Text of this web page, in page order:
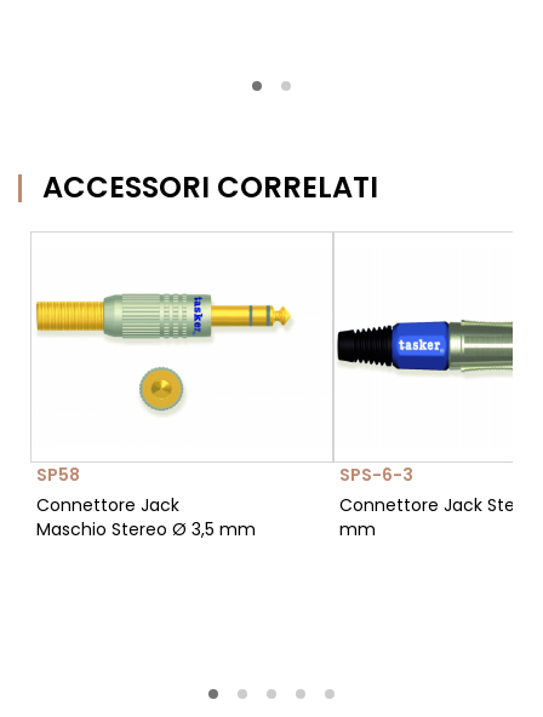
ACCESSORI CORRELATI
SP58
Connettore Jack
Maschio Stereo Ø 3,5 mm
SPS-6-3
Connettore Jack
mm